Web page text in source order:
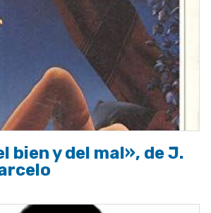
bien y del mal», de J.